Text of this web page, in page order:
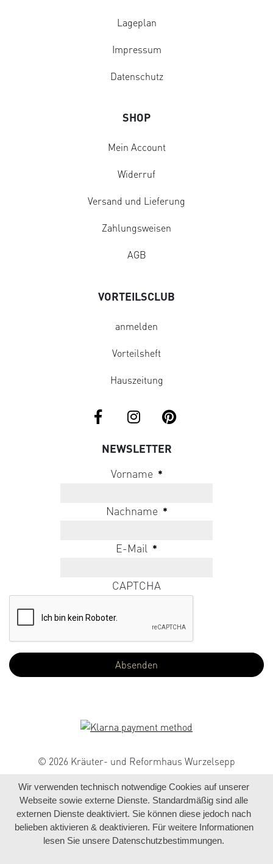
Lageplan
Impressum
Datenschutz
SHOP
Mein Account
Widerruf
Versand und Lieferung
Zahlungsweisen
AGB
VORTEILSCLUB
anmelden
Vorteilsheft
Hauszeitung
NEWSLETTER
Vorname *
Nachname *
E-Mail *
CAPTCHA
© 2026 Kräuter- und Reformhaus Wurzelsepp
Wir verwenden technisch notwendige Cookies auf unserer
Webseite sowie externe Dienste. Standardmäßig sind alle
externen Dienste deaktiviert. Sie können diese jedoch nach
belieben aktivieren & deaktivieren. Für weitere Informationen
lesen Sie unsere Datenschutzbestimmungen.